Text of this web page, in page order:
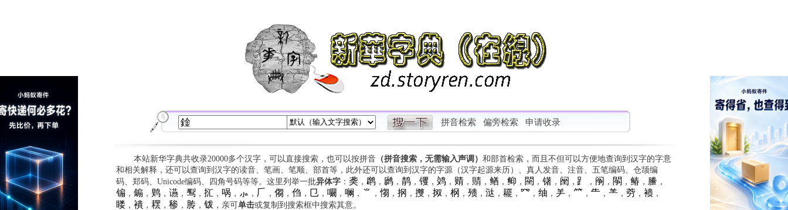
拼音检索 偏旁检索 申请收录
本站新华字典共收录20000多个汉字，可以直接搜索，也可以按拼音（拼音搜索，无需输入声调） 和部首检索，而且不但可以方便地查询到汉字的字意
和相关解释，还可以查询到汉字的读音、笔画、笔顺、部首等，此外还可以查询到汉字的字源（汉字起源来历）、真人发音、注音、五笔编码、仓颉编
码、郑码、Unicode编码、四角号码等等。这里列举一批异体字： 䶮 ， 䴙， 䴘， 䴖， 䦆， 䴔， 䞍， 䝼， 䲡 ， 䲟 ， 䦟 ， 䦃， 䦷 ， ⻊ ， 䦶 ， 䦛 ， 䲠 ， 䲢 ，
䦂 ， 䥇 ， 䴗， 䜩， 䴕， 㧟 ， 㖞 ， ⺗ ， 𠂆 ， 㑳 ， 㑇 ， 㔾 ， 㘚 ， 㘎 ， ⺌ ， 㥮 ， 㧏 ， 㩳， 㧐 ， 㭎 ， 㱮， 㳠 ， 䎱 ， ⺳ ， 䌷 ， ⺶， ⺮ ， ⺧， ⺷， 䓖， 䙌，
䁖， 䙡， 䎬 ， 䅟， 䏝， 䥽，亲可单击或复制到搜索框中搜索其意。